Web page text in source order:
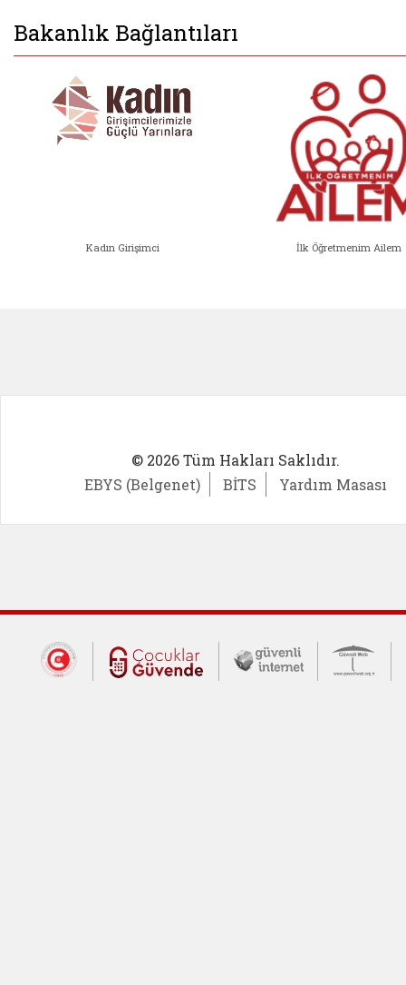
Bakanlık Bağlantıları
Kadın Girişimci İlk Öğretmenim Ailem
© 2026 Tüm Hakları Saklıdır.
EBYS (Belgenet)
BİTS Yardım Masası
Dış Bağlantılar
Cumhurbaşkanlığı İletişim Merkezi
Çocuklar Güvende (yeni
Güvenli